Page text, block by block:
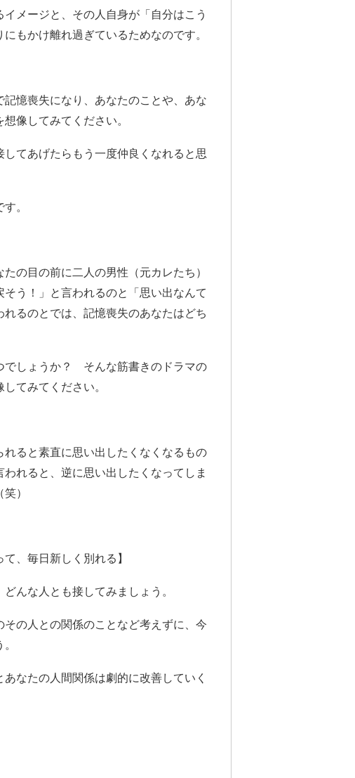
メージと、その人自身が「自分はこう
もかけ離れ過ぎているためなのです。
記憶喪失になり、あなたのことや、あな
像してみてください。
てあげたらもう一度仲良くなれると思
。
の目の前に二人の男性（元カレたち）
う！」と言われるのと「思い出なんて
るのとでは、記憶喪失のあなたはどち
でしょうか？ そんな筋書きのドラマの
てみてください。
れると素直に思い出したくなくなるもの
れると、逆に思い出したくなってしま
）
、毎日新しく別れる】
んな人とも接してみましょう。
の人との関係のことなど考えずに、今
なたの人間関係は劇的に改善していく